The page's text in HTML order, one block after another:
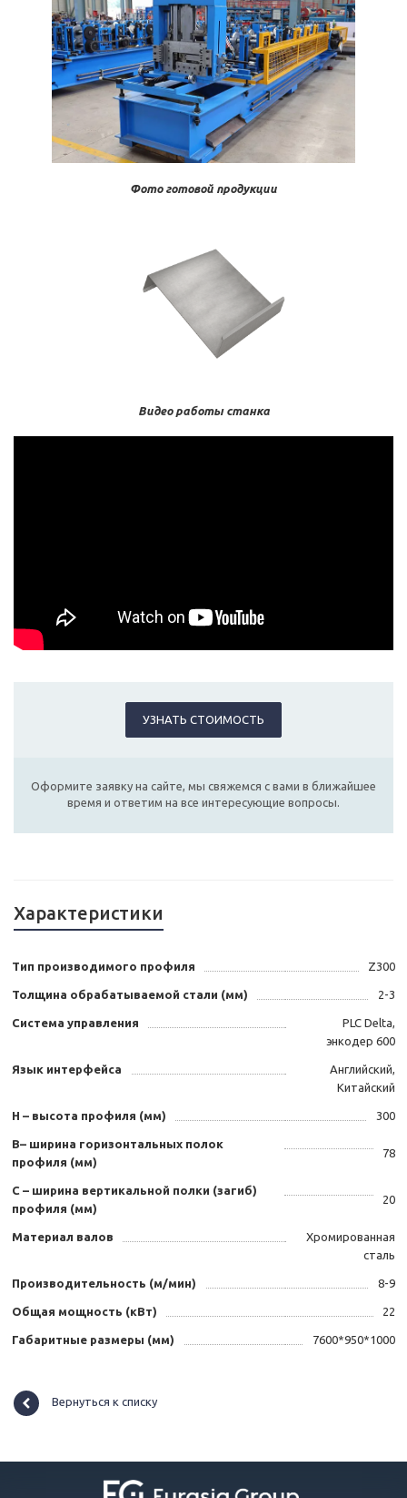
Фото готовой продукции
Видео работы станка
УЗНАТЬ СТОИМОСТЬ
Оформите заявку на сайте, мы свяжемся с вами в ближайшее
время и ответим на все интересующие вопросы.
Характеристики
Тип производимого профиля Z300
Толщина обрабатываемой стали (мм) 2-3
Система управления
PLC Delta,
энкодер 600
Язык интерфейса
Английский,
Китайский
Н – высота профиля (мм) 300
B– ширина горизонтальных полок
профиля (мм)
78
С – ширина вертикальной полки (загиб)
профиля (мм)
20
Материал валов
Хромированная
сталь
Производительность (м/мин) 8-9
Общая мощность (кВт) 22
Габаритные размеры (мм) 7600*950*1000
Вернуться к списку